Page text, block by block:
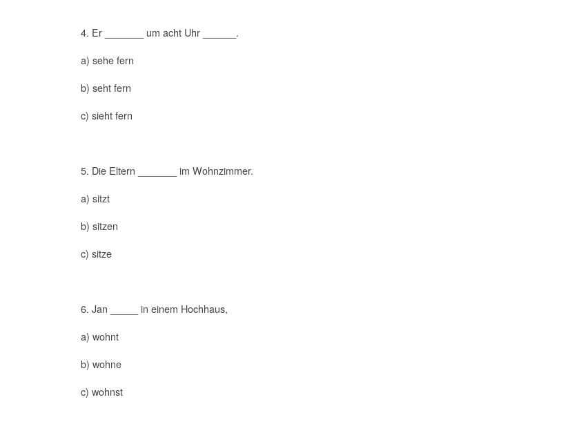
4. Er _______ um acht Uhr ______.
a) sehe fern
b) seht fern
c) sieht fern
5. Die Eltern _______ im Wohnzimmer.
a) sitzt
b) sitzen
c) sitze
6. Jan _____ in einem Hochhaus,
a) wohnt
b) wohne
c) wohnst